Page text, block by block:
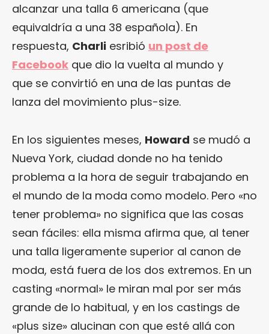
alcanzar una talla 6 americana (que
equivaldría a una 38 española). En
respuesta, Charli esribió un post de
Facebook que dio la vuelta al mundo y
que se convirtió en una de las puntas de
lanza del movimiento plus-size.
En los siguientes meses, Howard se mudó a
Nueva York, ciudad donde no ha tenido
problema a la hora de seguir trabajando en
el mundo de la moda como modelo. Pero «no
tener problema» no significa que las cosas
sean fáciles: ella misma afirma que, al tener
una talla ligeramente superior al canon de
moda, está fuera de los dos extremos. En un
casting «normal» le miran mal por ser más
grande de lo habitual, y en los castings de
«plus size» alucinan con que esté allá con